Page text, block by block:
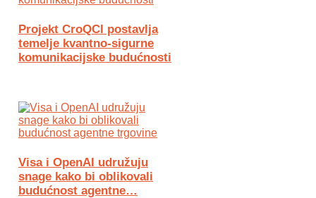
Projekt CroQCI postavlja
temelje kvantno-sigurne
komunikacijske budućnosti
Visa i OpenAI udružuju
snage kako bi oblikovali
budućnost agentne…